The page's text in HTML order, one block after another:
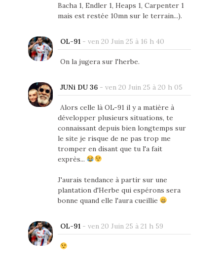
Bacha 1, Endler 1, Heaps 1, Carpenter 1
mais est restée 10mn sur le terrain...).
OL-91 - ven 20 Juin 25 à 16 h 40
On la jugera sur l'herbe.
JUNi DU 36- ven 20 Juin 25 à 20 h 05
Alors celle là OL-91 il y a matière à
développer plusieurs situations, te
connaissant depuis bien longtemps sur
le site je risque de ne pas trop me
tromper en disant que tu l'a fait
exprès...
J'aurais tendance à partir sur une
plantation d'Herbe qui espérons sera
bonne quand elle l'aura cueillie
OL-91 - ven 20 Juin 25 à 21 h 59